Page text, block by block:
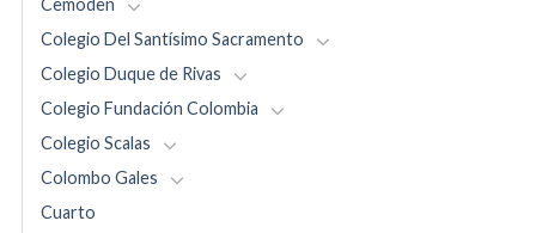
Colegio Del Santísimo Sacramento
Colegio Duque de Rivas
Colegio Fundación Colombia
Colegio Scalas
Colombo Gales
Cuarto